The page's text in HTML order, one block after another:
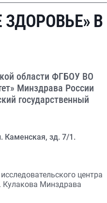
В
области ФГБОУ ВО
Минздрава России
государственный
Каменская, зд. 7/1.
центра
Кулакова Минздрава